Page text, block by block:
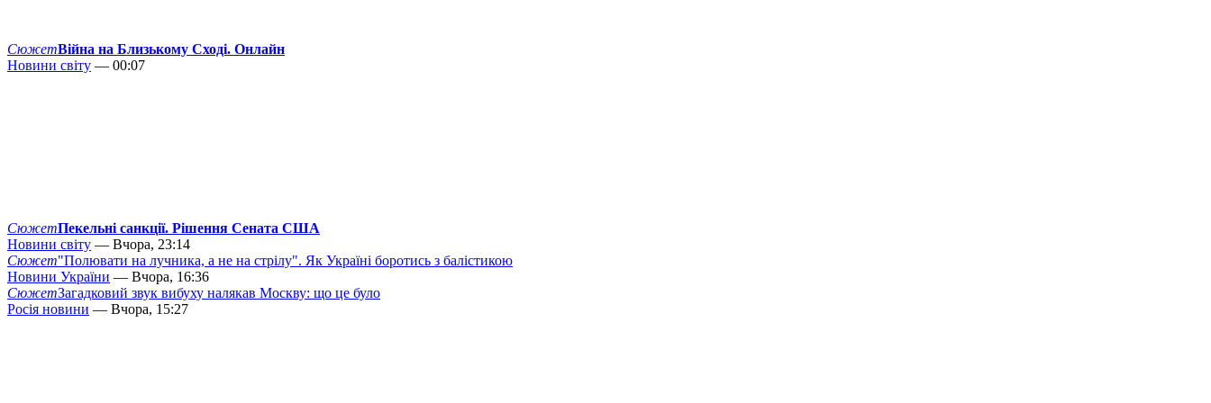
СюжетВійна на Близькому Сході. Онлайн
Новини світу — 00:07
СюжетПекельні санкції. Рішення Сената США
Новини світу — Вчора, 23:14
Сюжет"Полювати на лучника, а не на стрілу". Як Україні боротись з балістикою
Новини України — Вчора, 16:36
СюжетЗагадковий звук вибуху налякав Москву: що це було
Росія новини — Вчора, 15:27